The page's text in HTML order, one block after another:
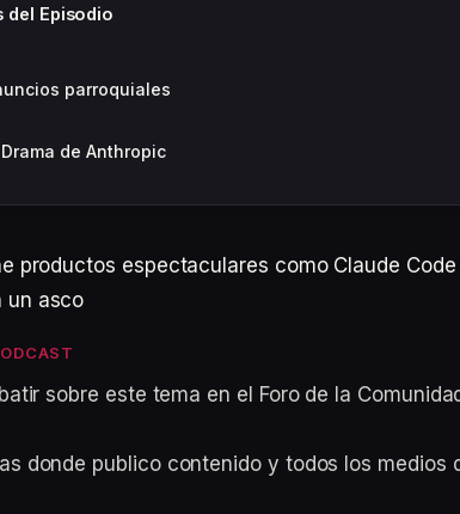
del Episodio
parroquiales
Drama de Anthropic
productos espectaculares como Claude
un asco
sobre este tema en el Foro de la
donde publico contenido y todos los